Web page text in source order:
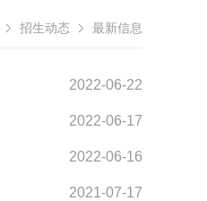
招生动态 最新信息
2022-06-22
2022-06-17
2022-06-16
2021-07-17